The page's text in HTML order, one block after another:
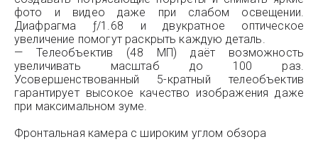
фото и видео даже при слабом освещении.
Диафрагма ƒ/1.68 и двукратное оптическое
увеличение помогут раскрыть каждую деталь.
— Телеобъектив (48 МП) даёт возможность
увеличивать масштаб до 100 раз.
Усовершенствованный 5-кратный телеобъектив
гарантирует высокое качество изображения даже
при максимальном зуме.
Фронтальная камера с широким углом обзора